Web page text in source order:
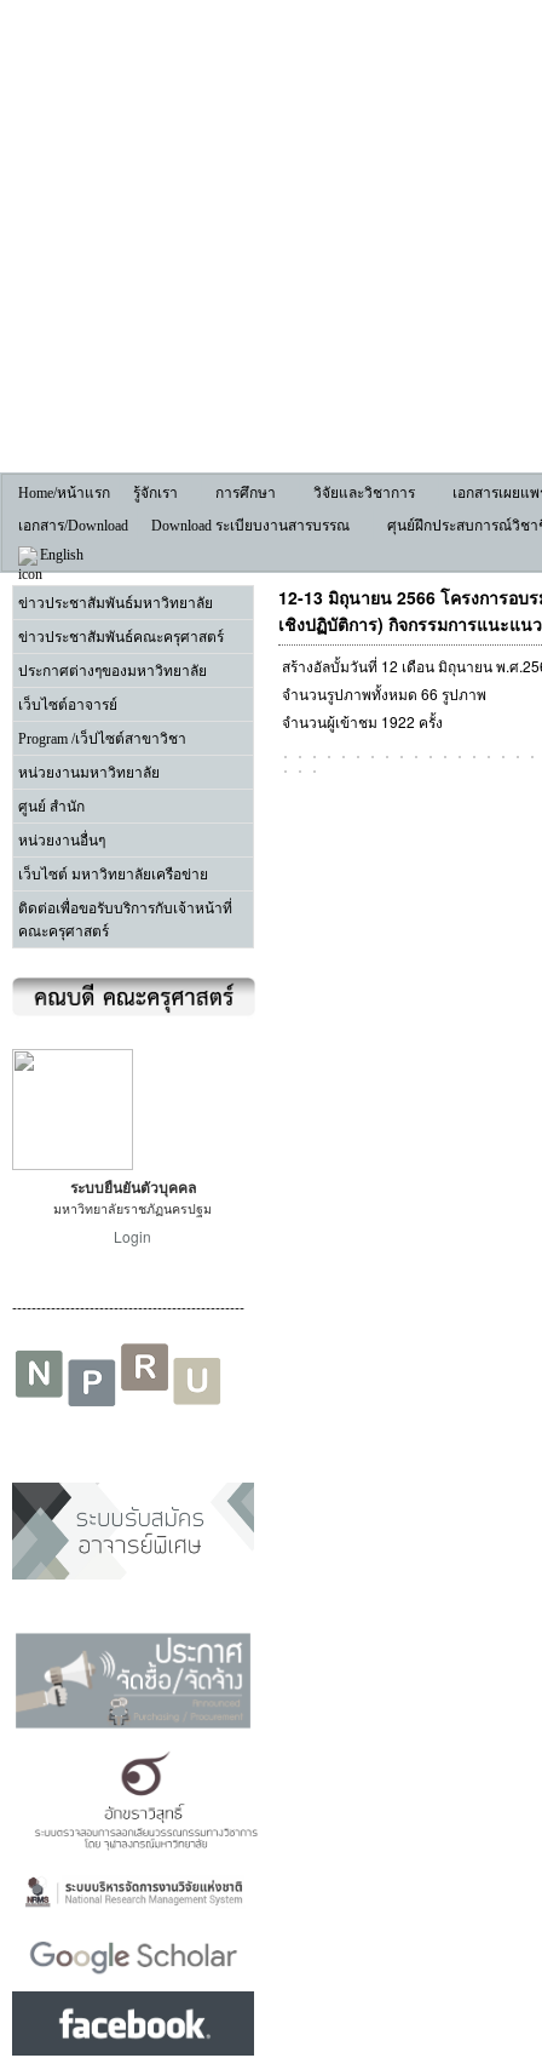
Home/หน้าแรก รู้จักเรา การศึกษา วิจัยและวิชาการ
เอกสารเผยแพ
เอกสาร/Download
Download ระเบียบงานสารบรรณ
ศุนย์ฝึกประสบการณ์วิช
English
ข่าวประชาสัมพันธ์มหาวิทยาลัย
ข่าวประชาสัมพันธ์คณะครุศาสตร์
ประกาศต่างๆของมหาวิทยาลัย
เว็บไซต์อาจารย์
Program /เว็ปไซต์สาขาวิชา
หน่วยงานมหาวิทยาลัย
ศูนย์ สำนัก
หน่วยงานอื่นๆ
เว็บไซต์ มหาวิทยาลัยเครือข่าย
ติดต่อเพื่อขอรับบริการกับเจ้าหน้าที่
คณะครุศาสตร์
ระบบยืนยันตัวบุคคล
มหาวิทยาลัยราชภัฏนครปฐม
Login
------------------------------------------------
12-13 มิถุนายน 2566 โครงการอบ
เชิงปฏิบัติการ) กิจกรรมการแนะแ
สร้างอัลบั้มวันที่ 12 เดือน มิถุนายน พ.ศ
จำนวนรูปภาพทั้งหมด 66 รูปภาพ
จำนวนผู้เข้าชม 1922 ครั้ง